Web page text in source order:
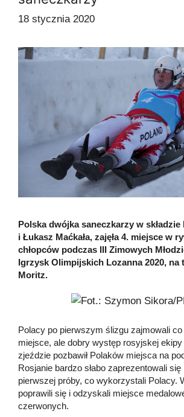
18 stycznia 2020
Polska dwójka saneczkarzy w składzie
i Łukasz Maćkała, zajęła 4. miejsce w
chłopców podczas III Zimowych
Igrzysk Olimpijskich Lozanna 2020, na
Moritz.
Polacy po pierwszym ślizgu zajmowali
miejsce, ale dobry występ rosyjskej ekipy
zjeździe pozbawił Polaków miejsca na
Rosjanie bardzo słabo zaprezentowali
pierwszej próby, co wykorzystali Polacy.
poprawili się i odzyskali miejsce
czerwonych.